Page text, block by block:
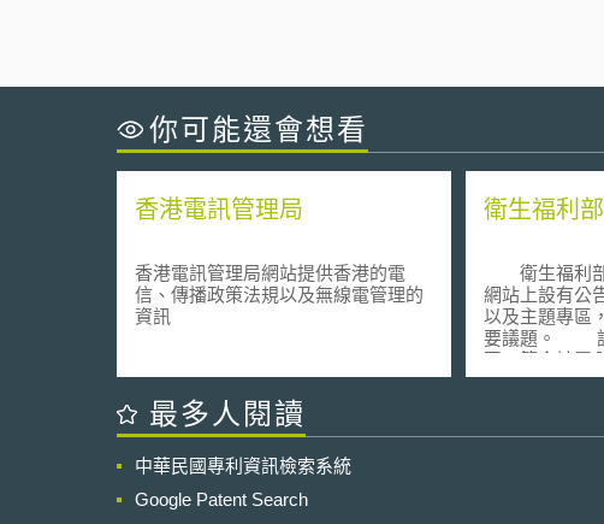
你可能還會想看
香港電訊管理局
香港電訊管理局網站提供香港的電
信、傳播政策法規以及無線電管理的
資訊
衛生福利
衛生福利部
網站上設有公
以及主題專區
要議題。 該網站亦有「業務專
區」簡介該署
並於「法規資
最多人閱讀
中華民國專利資訊檢索系統
Google Patent Search